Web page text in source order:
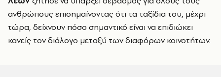
ανθρώπους επισημαίνοντας ότι τα ταξίδια του, μέχρι
τώρα, δείχνουν πόσο σημαντικό είναι να επιδιώκει
κανείς τον διάλογο μεταξύ των διαφόρων κοινοτήτων.